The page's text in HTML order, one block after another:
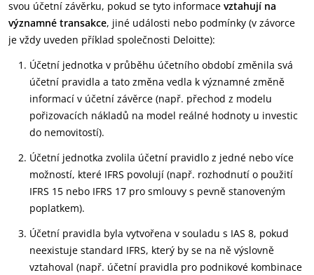
svou účetní závěrku, pokud se tyto informace vztahují na
významné transakce, jiné události nebo podmínky (v závorce
je vždy uveden příklad společnosti Deloitte):
Účetní jednotka v průběhu účetního období změnila svá
účetní pravidla a tato změna vedla k významné změně
informací v účetní závěrce (např. přechod z modelu
pořizovacích nákladů na model reálné hodnoty u investic
do nemovitostí).
Účetní jednotka zvolila účetní pravidlo z jedné nebo více
možností, které IFRS povolují (např. rozhodnutí o použití
IFRS 15 nebo IFRS 17 pro smlouvy s pevně stanoveným
poplatkem).
Účetní pravidla byla vytvořena v souladu s IAS 8, pokud
neexistuje standard IFRS, který by se na ně výslovně
vztahoval (např. účetní pravidla pro podnikové kombinace